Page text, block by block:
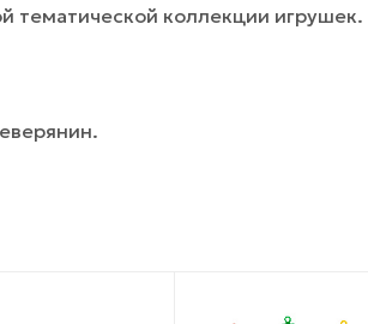
тематической коллекции игрушек.